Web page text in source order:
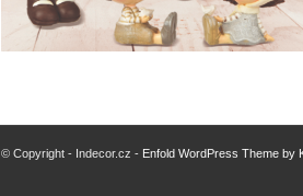
© Copyright - Indecor.cz - Enfold WordPress Theme by